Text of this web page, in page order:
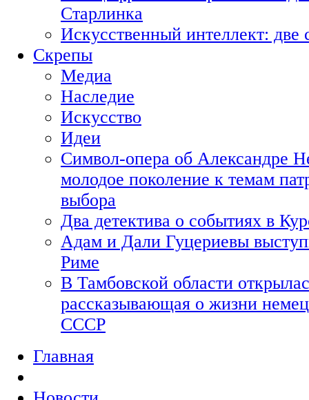
Старлинка
Искусственный интеллект:
Скрепы
Медиа
Наследие
Искусство
Идеи
Символ-опера об Александре
молодое поколение к темам
выбора
Два детектива о событиях в
Адам и Дали Гуцериевы
Риме
В Тамбовской области
рассказывающая о жизни
СССР
Главная